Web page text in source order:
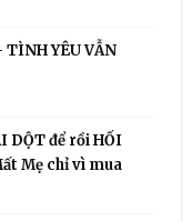
YÊU VẪN
DỘT để rồi HỐI
Mẹ chỉ vì mua